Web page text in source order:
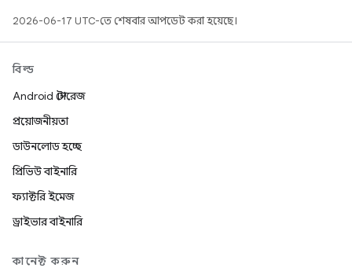
2026-06-17 UTC-তে শেষবার আপডেট করা হয়েছে।
বিল্ড
Android স্টোরেজ
প্রয়োজনীয়তা
ডাউনলোড হচ্ছে
প্রিভিউ বাইনারি
ফ্যাক্টরি ইমেজ
ড্রাইভার বাইনারি
কানেক্ট করুন